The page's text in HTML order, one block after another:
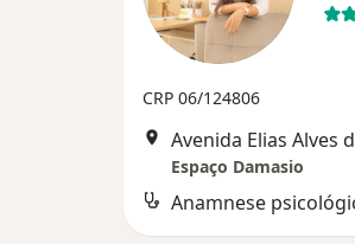
CRP 06/124806
Espaço Damasio
Anamnese